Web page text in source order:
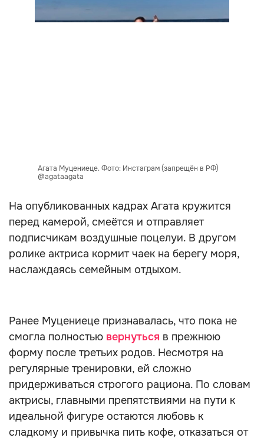
Агата Муцениеце. Фото: Инстаграм (запрещён в РФ)
@agataagata
На опубликованных кадрах Агата кружится
перед камерой, смеётся и отправляет
подписчикам воздушные поцелуи. В другом
ролике актриса кормит чаек на берегу моря,
наслаждаясь семейным отдыхом.
Ранее Муцениеце признавалась, что пока не
смогла полностью вернуться в прежнюю
форму после третьих родов. Несмотря на
регулярные тренировки, ей сложно
придерживаться строгого рациона. По словам
актрисы, главными препятствиями на пути к
идеальной фигуре остаются любовь к
сладкому и привычка пить кофе, отказаться от